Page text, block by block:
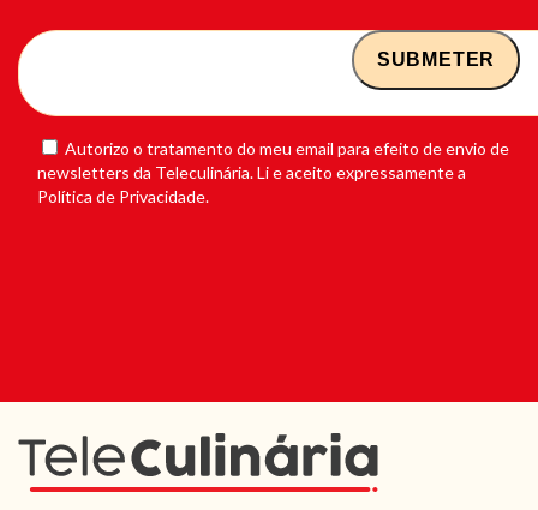
Autorizo o tratamento do meu email para efeito de envio de
newsletters da Teleculinária. Li e aceito expressamente a
Política de Privacidade.